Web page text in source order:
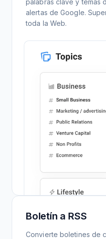
palabras clave y temas
alertas de Google.
toda la Web.
Boletín a RSS
Convierte boletines de